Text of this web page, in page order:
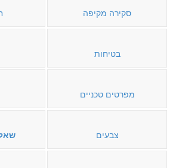
סקירה מקיפה
בטיחות
מפרטים טכניים
צבעים